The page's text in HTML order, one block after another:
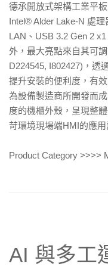
德承開放式架構工業平
Intel® Alder Lake-N 處
LAN、USB 3.2 Gen 2
外，最大亮點來自其可
D224545, I802427)，透
提升安裝的便利度，有
為設備製造商所開發而
度的機櫃外殼，呈現整
苛環境現場端HMI的應用
Product Category >>>>
AI 與多工